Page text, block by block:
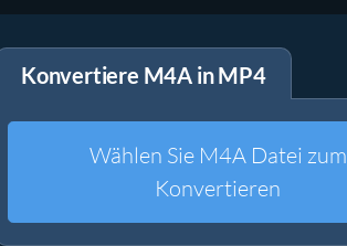
Entpacken
Konvertiere M4A in MP4
Wählen Sie M4A Datei zum
Konvertieren